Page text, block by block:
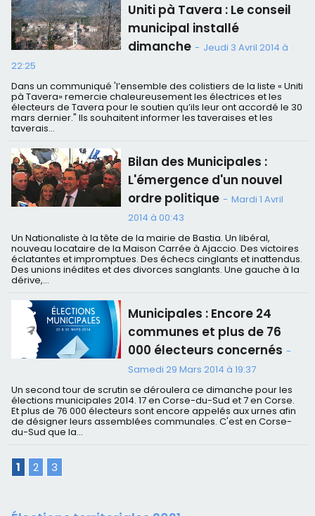
Uniti pà Tavera : Le conseil
municipal installé
dimanche - Jeudi 3 Avril 2014 à
22:25
Dans un communiqué 'l’ensemble des colistiers de la liste « Uniti
pà Tavera» remercie chaleureusement les électrices et les
électeurs de Tavera pour le soutien qu’ils leur ont accordé le 30
mars dernier." Ils souhaitent informer les taveraises et les
taverais...
Bilan des Municipales :
L'émergence d'un nouvel
ordre politique - Mardi 1 Avril
2014 à 00:43
Un Nationaliste à la tête de la mairie de Bastia. Un libéral,
nouveau locataire de la Maison Carrée à Ajaccio. Des victoires
éclatantes et impromptues. Des échecs cinglants et inattendus.
Des unions inédites et des divorces sanglants. Une gauche à la
dérive,...
Municipales : Encore 24
communes et plus de 76
000 électeurs concernés -
Samedi 29 Mars 2014 à 19:37
Un second tour de scrutin se déroulera ce dimanche pour les
élections municipales 2014. 17 en Corse-du-Sud et 7 en Corse.
Et plus de 76 000 électeurs sont encore appelés aux urnes afin
de désigner leurs assemblées communales. C'est en Corse-
du-Sud que la...
1 2 3